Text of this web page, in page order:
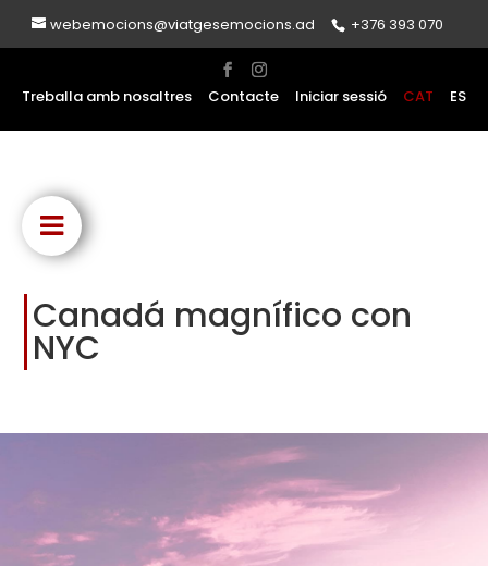
webemocions@viatgesemocions.ad +376 393 070
Treballa amb nosaltres Contacte Iniciar sessió CAT ES
Canadá magnífico con
NYC